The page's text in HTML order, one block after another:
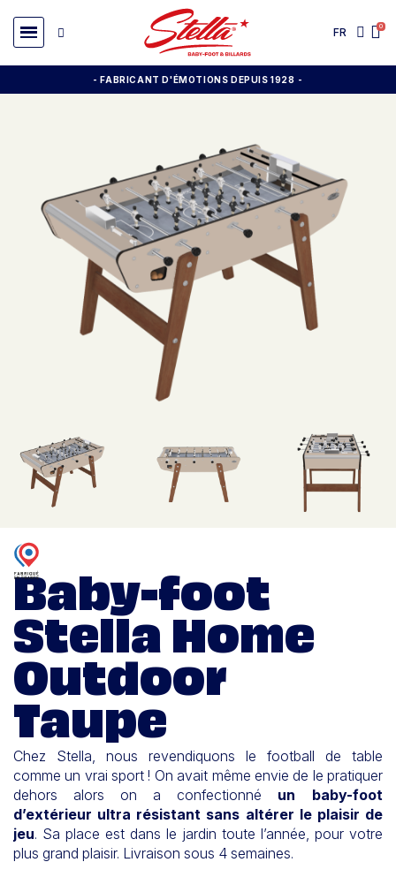
FR
- FABRICANT D'ÉMOTIONS DEPUIS 1928 -
Baby-foot
Stella Home
Outdoor
Taupe
Chez Stella, nous revendiquons le football de table
comme un vrai sport ! On avait même envie de le pratiquer
dehors alors on a confectionné un baby-foot
d’extérieur ultra résistant sans altérer le plaisir de
jeu. Sa place est dans le jardin toute l’année, pour votre
plus grand plaisir. Livraison sous 4 semaines.